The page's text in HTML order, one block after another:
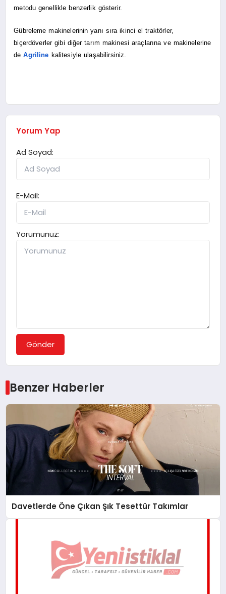
metodu genellikle benzerlik gösterir.
Gübreleme makinelerinin yanı sıra ikinci el traktörler,
biçerdöverler gibi diğer tarım makinesi araçlarına ve makinelerine
deAgriline kalitesiyle ulaşabilirsiniz.
Yorum Yap
Ad Soyad:
E-Mail:
Yorumunuz:
Gönder
Benzer Haberler
Davetlerde Öne Çıkan Şık Tesettür Takımlar